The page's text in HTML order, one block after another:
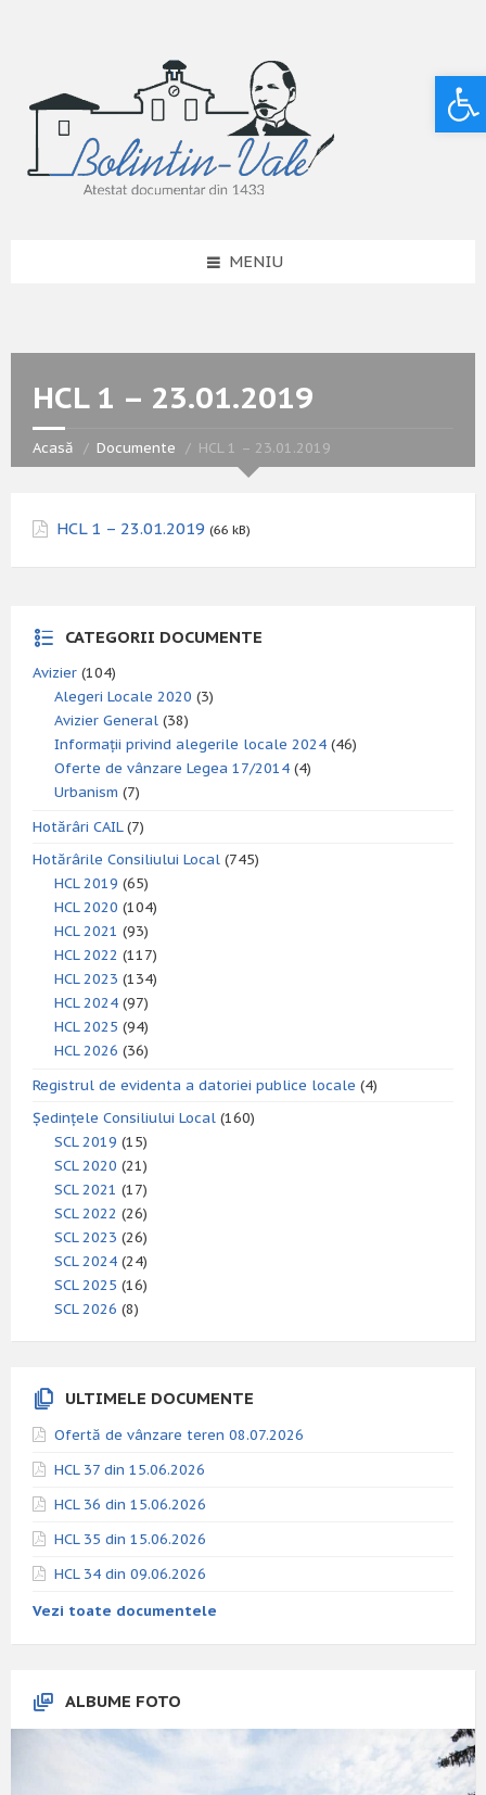
MENIU
HCL 1 – 23.01.2019
Acasă Documente HCL 1 – 23.01.2019
HCL 1 – 23.01.2019 (66 kB)
CATEGORII DOCUMENTE
Avizier (104)
Alegeri Locale 2020 (3)
Avizier General (38)
Informații privind alegerile locale 2024 (46)
Oferte de vânzare Legea 17/2014 (4)
Urbanism (7)
Hotărâri CAIL(7)
Hotărârile Consiliului Local (745)
HCL 2019 (65)
HCL 2020 (104)
HCL 2021 (93)
HCL 2022 (117)
HCL 2023 (134)
HCL 2024 (97)
HCL 2025 (94)
HCL 2026 (36)
Registrul de evidenta a datoriei publice locale (4)
Ședințele Consiliului Local (160)
SCL 2019 (15)
SCL 2020 (21)
SCL 2021 (17)
SCL 2022 (26)
SCL 2023 (26)
SCL 2024 (24)
SCL 2025 (16)
SCL 2026 (8)
ULTIMELE DOCUMENTE
Ofertă de vânzare teren 08.07.2026
HCL 37 din 15.06.2026
HCL 36 din 15.06.2026
HCL 35 din 15.06.2026
HCL 34 din 09.06.2026
Vezi toate documentele
ALBUME FOTO
Deschide bara de unelte